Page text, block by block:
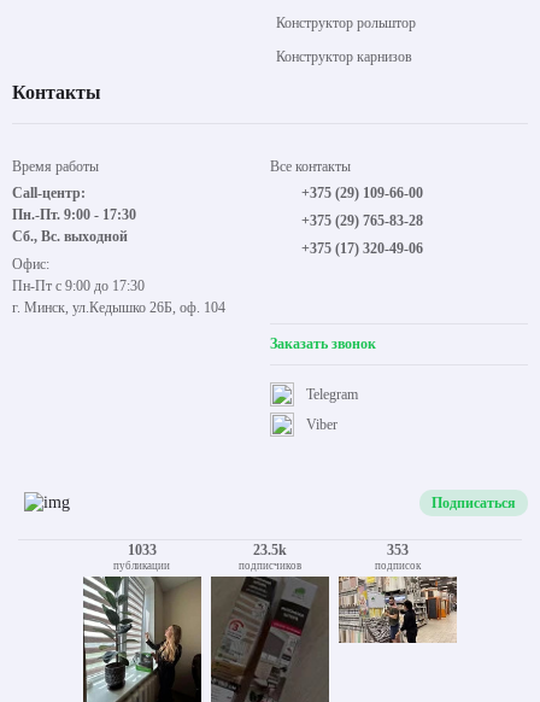
Конструктор рольштор
Конструктор карнизов
Контакты
Время работы
Call-центр:
Пн.-Пт. 9:00 - 17:30
Сб., Вс. выходной
Офис:
Пн-Пт с 9:00 до 17:30
г. Минск, ул.Кедышко 26Б, оф. 104
Все контакты
+375 (29) 109-66-00
+375 (29) 765-83-28
+375 (17) 320-49-06
Заказать звонок
Viber
Telegram
Подписаться
1033
публикации
23.5k
подписчиков
353
подписок